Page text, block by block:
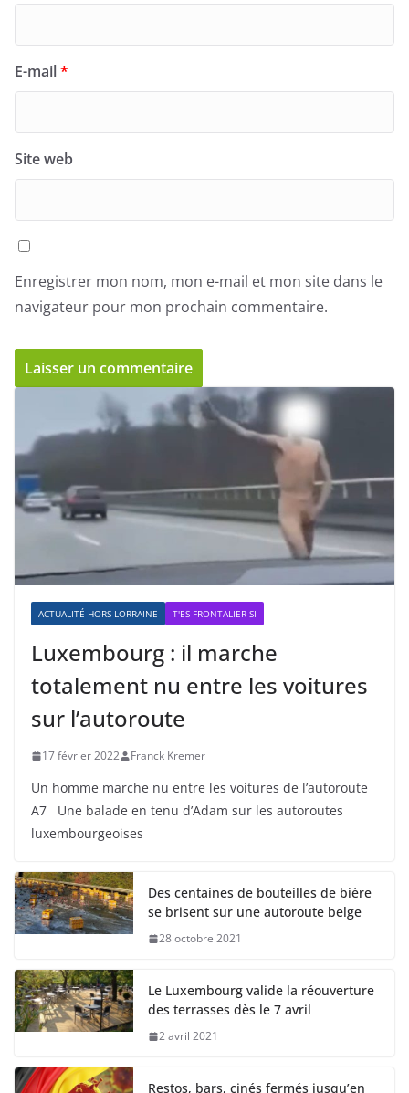
E-mail*
Site web
Enregistrer mon nom, mon e-mail et mon site dans le
navigateur pour mon prochain commentaire.
ACTUALITÉ HORS LORRAINE T'ES FRONTALIER SI
Luxembourg : il marche
totalement nu entre les voitures
sur l’autoroute
17 février 2022 Franck Kremer
Un homme marche nu entre les voitures de l’autoroute
A7 Une balade en tenu d’Adam sur les autoroutes
luxembourgeoises
Des centaines de bouteilles de bière
se brisent sur une autoroute belge
28 octobre 2021
Le Luxembourg valide la réouverture
des terrasses dès le 7 avril
2 avril 2021
Restos, bars, cinés fermés jusqu’en